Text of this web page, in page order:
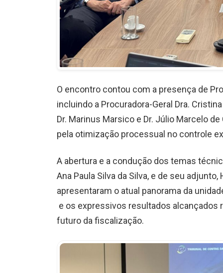
O encontro contou com a presença de
incluindo a Procuradora-Geral Dra.
Dr. Marinus Marsico e Dr. Júlio Marcelo
pela otimização processual no controle
A abertura e a condução dos temas
Ana Paula Silva da Silva, e de seu
apresentaram o atual panorama da
e os expressivos resultados alcançados
futuro da fiscalização.